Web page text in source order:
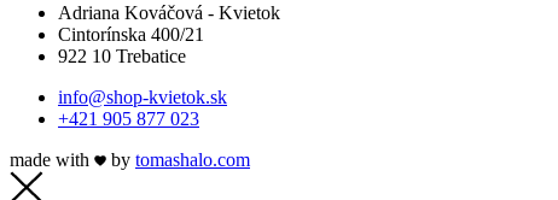
Adriana Kováčová - Kvietok
Cintorínska 400/21
922 10 Trebatice
info@shop-kvietok.sk
+421 905 877 023
made with
by tomashalo.com